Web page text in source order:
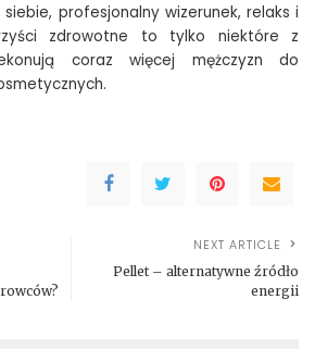
profesjonalny wizerunek, relaks i
zdrowotne to tylko niektóre z
coraz więcej mężczyzn do
NEXT ARTICLE
Pellet – alternatywne źródło
energii